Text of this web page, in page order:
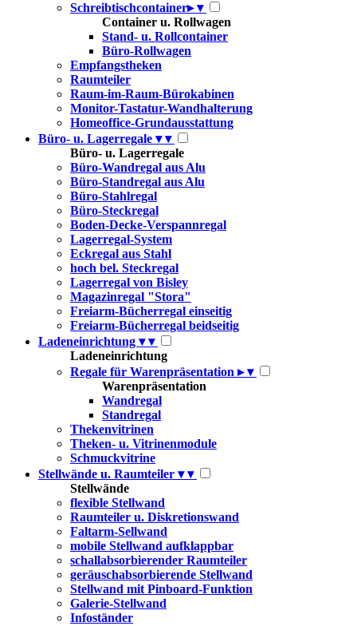
Schreibtischcontainer▸ ▾
Container u. Rollwagen
Stand- u. Rollcontainer
Büro-Rollwagen
Empfangstheken
Raumteiler
Raum-im-Raum-Bürokabinen
Monitor-Tastatur-Wandhalterung
Homeoffice-Grundausstattung
Büro- u. Lagerregale ▾ ▾
Büro- u. Lagerregale
Büro-Wandregal aus Alu
Büro-Standregal aus Alu
Büro-Stahlregal
Büro-Steckregal
Boden-Decke-Verspannregal
Lagerregal-System
Eckregal aus Stahl
hoch bel. Steckregal
Lagerregal von Bisley
Magazinregal "Stora"
Freiarm-Bücherregal einseitig
Freiarm-Bücherregal beidseitig
Ladeneinrichtung ▾ ▾
Ladeneinrichtung
Regale für Warenpräsentation ▸ ▾
Warenpräsentation
Wandregal
Standregal
Thekenvitrinen
Theken- u. Vitrinenmodule
Schmuckvitrine
Stellwände u. Raumteiler ▾ ▾
Stellwände
flexible Stellwand
Raumteiler u. Diskretionswand
Faltarm-Sellwand
mobile Stellwand aufklappbar
schallabsorbierender Raumteiler
geräuschabsorbierende Stellwand
Stellwand mit Pinboard-Funktion
Galerie-Stellwand
Infoständer